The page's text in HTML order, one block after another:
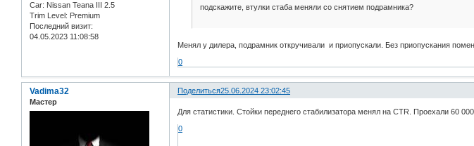
Car: Nissan Teana III 2.5
Trim Level: Premium
Последний визит:
04.05.2023 11:08:58
подскажите, втулки стаба меняли со снятием подрамника?
Менял у дилера, подрамник откручивали и приопускали. Без приопускания
0
Поделиться25.06.2024 23:02:45
Vadima32
Мастер
Для статистики. Стойки переднего стабилизатора менял на CTR. Проехали 60
0